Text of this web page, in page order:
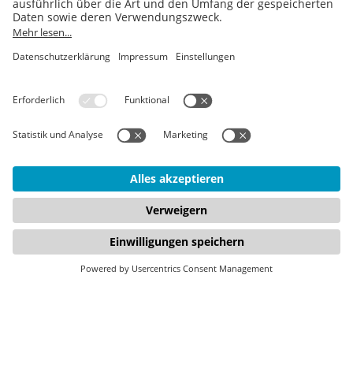
Wer wir sind
FirstSpirit
Composable
Barrierefreiheit
Digital
Consulting
LinkedIn
Impressum